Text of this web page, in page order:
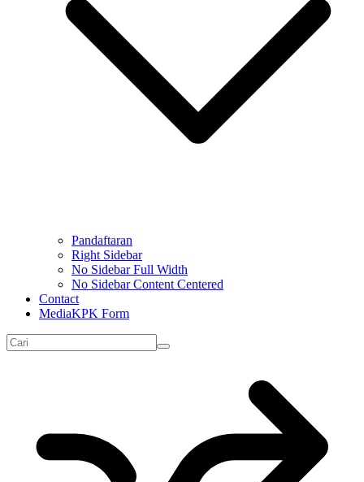
Pandaftaran
Right Sidebar
No Sidebar Full Width
No Sidebar Content Centered
Contact
MediaKPK Form